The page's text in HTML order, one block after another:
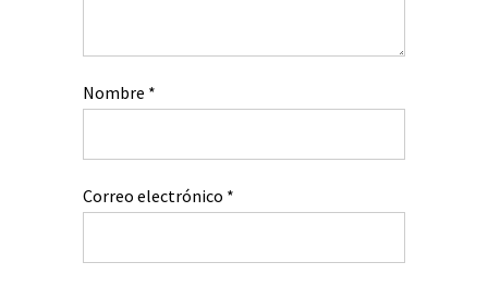
Nombre *
Correo electrónico *